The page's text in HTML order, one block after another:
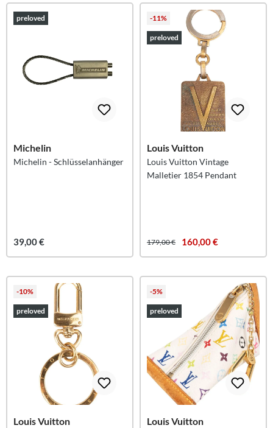
preloved
Michelin
Michelin - Schlüsselanhänger
39,00 €
-11%
preloved
Louis Vuitton
Louis Vuitton Vintage
Malletier 1854 Pendant
179,00 € 160,00 €
-10%
preloved
Louis Vuitton
-5%
preloved
Louis Vuitton